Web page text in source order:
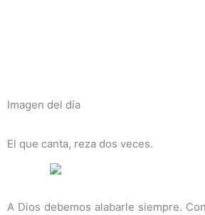
Imagen del día
El que canta, reza dos veces.
A Dios debemos alabarle siempre.